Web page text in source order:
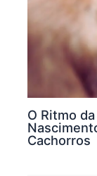
O Ritmo
Cachorros